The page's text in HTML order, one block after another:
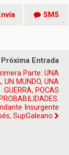
SMS
Próxima Entrada
Parte: UNA
UN MUNDO, UNA
GUERRA, POCAS
PROBABILIDADES.
Insurgente
SupGaleano